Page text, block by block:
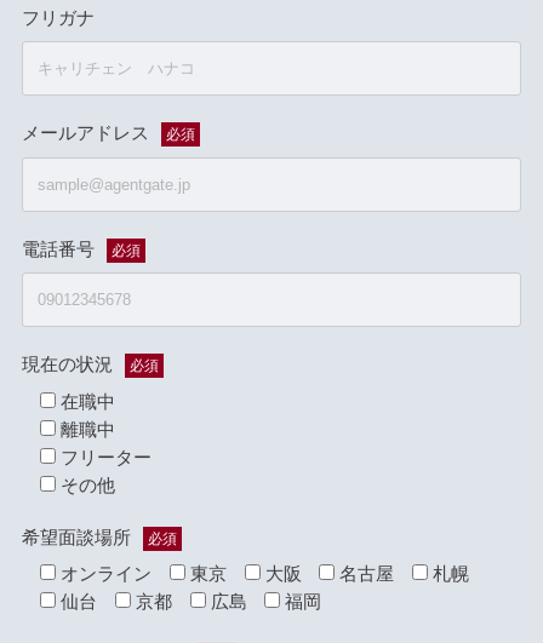
フリガナ
メールアドレス 必須
電話番号 必須
現在の状況 必須
在職中
離職中
フリーター
その他
希望面談場所 必須
オンライン 東京 大阪 名古屋
札幌
仙台
京都 広島 福岡